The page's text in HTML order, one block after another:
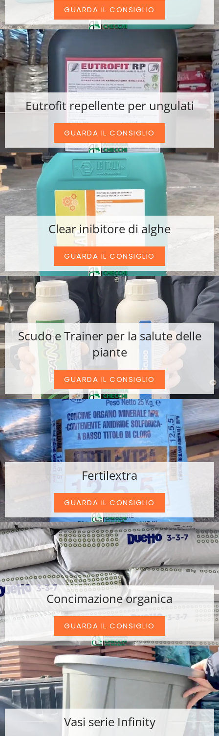
GUARDA IL CONSIGLIO
Eutrofit repellente per ungulati
GUARDA IL CONSIGLIO
Clear inibitore di alghe
GUARDA IL CONSIGLIO
Scudo e Trainer per la salute delle
piante
GUARDA IL CONSIGLIO
Fertilextra
GUARDA IL CONSIGLIO
Concimazione organica
GUARDA IL CONSIGLIO
Vasi serie Infinity